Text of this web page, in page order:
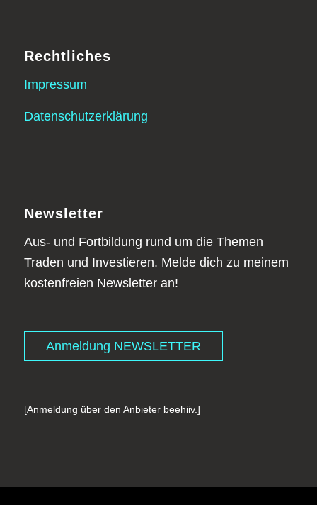
Rechtliches
Impressum
Datenschutzerklärung
Newsletter
Aus- und Fortbildung rund um die Themen
Traden und Investieren. Melde dich zu meinem
kostenfreien Newsletter an!
Anmeldung NEWSLETTER
[Anmeldung über den Anbieter beehiiv.]